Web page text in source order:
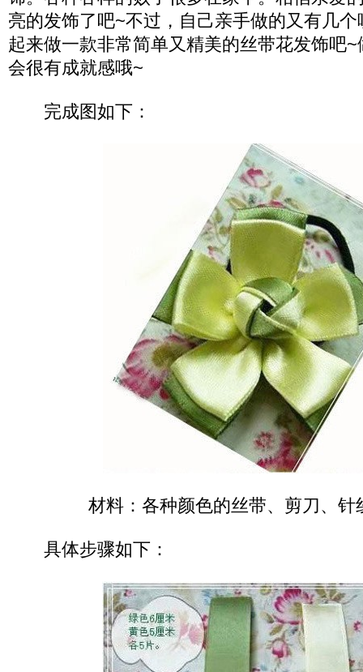
亮的发饰了吧~不过，自己亲手做的又有几
起来做一款非常简单又精美的丝带花发饰吧
会很有成就感哦~
完成图如下：
材料：各种颜色的丝带、剪刀、针
具体步骤如下：